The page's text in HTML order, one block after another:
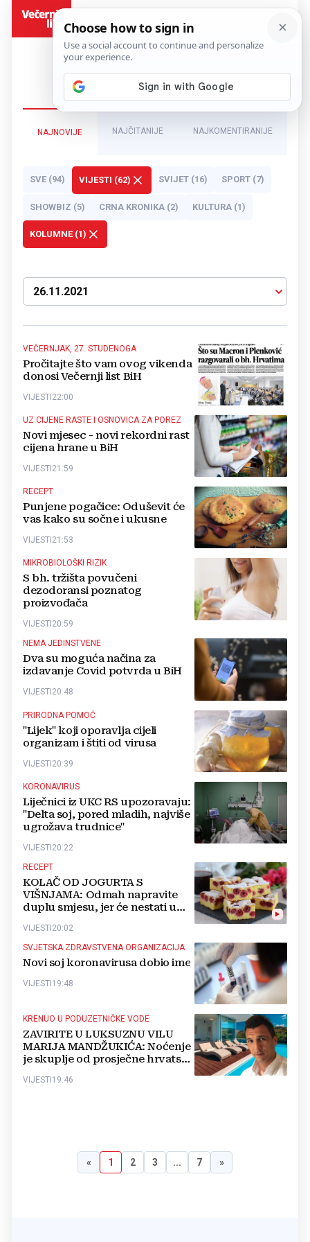
NAJNOVIJE NAJČITANIJE NAJKOMENTIRANIJE
SVE (94) VIJESTI (62) SVIJET (16) SPORT (7)
SHOWBIZ (5) CRNA KRONIKA (2) KULTURA (1)
KOLUMNE (1)
VEČERNJAK, 27. STUDENOGA
Pročitajte što vam ovog vikenda
donosi Večernji list BiH
22:00
VIJESTI
UZ CIJENE RASTE I OSNOVICA ZA POREZ
Novi mjesec - novi rekordni rast
cijena hrane u BiH
21:59
VIJESTI
RECEPT
Punjene pogačice: Oduševit će
vas kako su sočne i ukusne
21:53
VIJESTI
MIKROBIOLOŠKI RIZIK
S bh. tržišta povučeni
dezodoransi poznatog
proizvođača
20:59
VIJESTI
NEMA JEDINSTVENE
Dva su moguća načina za
izdavanje Covid potvrda u BiH
20:48
VIJESTI
PRIRODNA POMOĆ
"Lijek" koji oporavlja cijeli
organizam i štiti od virusa
20:39
VIJESTI
KORONAVIRUS
Liječnici iz UKC RS upozoravaju:
"Delta soj, pored mladih, najviše
ugrožava trudnice"
20:22
VIJESTI
RECEPT
KOLAČ OD JOGURTA S
VIŠNJAMA: Odmah napravite
duplu smjesu, jer će nestati u
20:02
VIJESTI
SVJETSKA ZDRAVSTVENA ORGANIZACIJA
Novi soj koronavirusa dobio ime
19:48
VIJESTI
KRENUO U PODUZETNIČKE VODE
ZAVIRITE U LUKSUZNU VILU
MARIJA MANDŽUKIĆA: Noćenje
je skuplje od prosječne hrvatske
19:46
VIJESTI
« 1 2 3 ... 7 »